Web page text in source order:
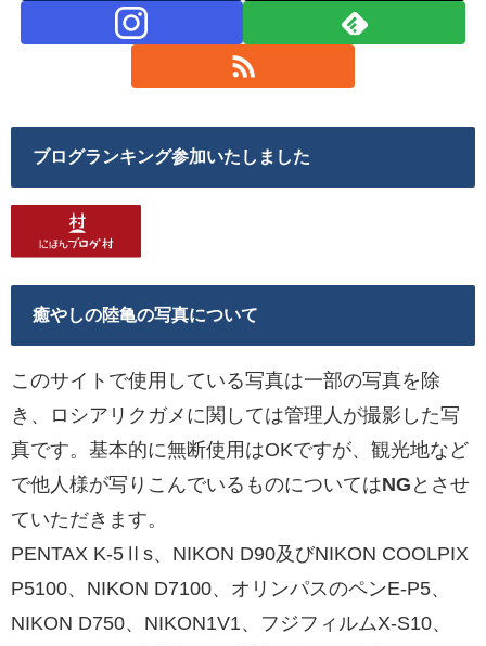
ブログランキング参加いたしました
癒やしの陸亀の写真について
このサイトで使用している写真は一部の写真を除
き、ロシアリクガメに関しては管理人が撮影した写
真です。基本的に無断使用はOKですが、観光地など
で他人様が写りこんでいるものについてはNG とさせ
ていただきます。
PENTAX K-5Ⅱs、NIKON D90及びNIKON COOLPIX
P5100、NIKON D7100、オリンパスのペンE-P5、
NIKON D750、NIKON1V1、フジフィルムX-S10、